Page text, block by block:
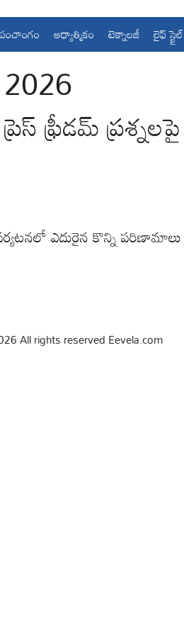
పంచాంగం ఆధ్యాత్మికం టెక్నాలజీ లైఫ్ స్టైల్
ఫ్రీడమ్ ప్రశ్నలపై
ఎదురైన కొన్ని పరిణామాలు
All rights reserved Eevela.com